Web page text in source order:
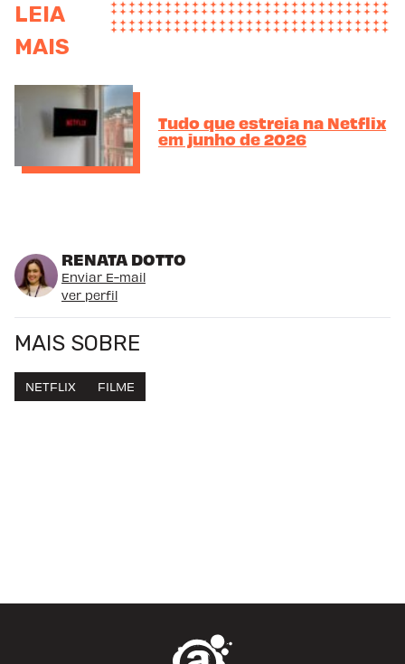
LEIA
MAIS
Tudo que estreia na Netflix
em junho de 2026
RENATA DOTTO
Enviar E-mail
ver perfil
MAIS SOBRE
NETFLIX FILME